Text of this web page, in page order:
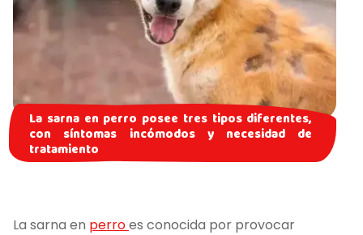
La sarna en perro posee tres tipos diferentes,
con síntomas incómodos y necesidad de
tratamiento
La sarna en perroes conocida por provocar